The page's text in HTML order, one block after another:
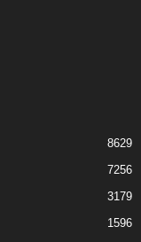
8629
7256
3179
1596